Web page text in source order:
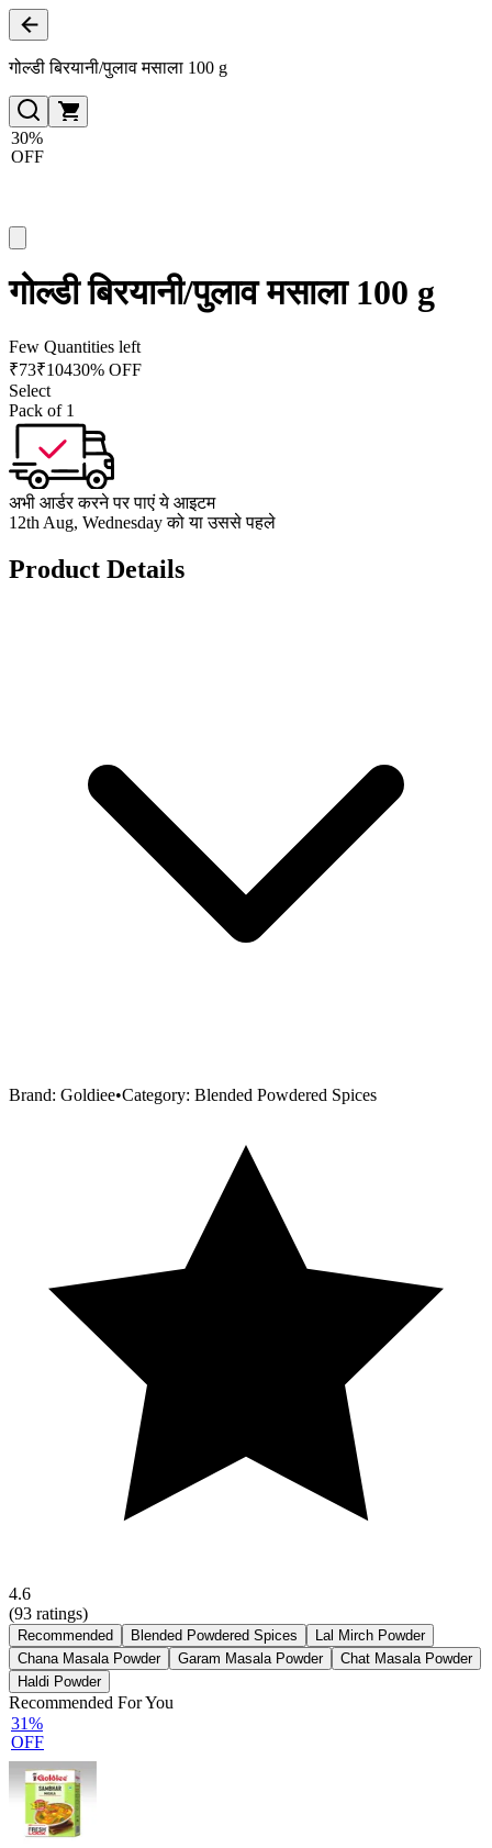
गोल्डी बिरयानी/पुलाव मसाला 100 g
30%
OFF
गोल्डी बिरयानी/पुलाव मसाला 100 g
Few Quantities left
₹73₹10430% OFF
Select
Pack of 1
अभी आर्डर करने पर पाएं ये आइटम
12th Aug, Wednesday को या उससे पहले
Product Details
Brand: Goldiee•Category: Blended Powdered Spices
4.6
(93 ratings)
Recommended Blended Powdered Spices
Lal Mirch Powder
Chana Masala Powder
Garam Masala Powder
Chat Masala Powder
Haldi Powder
Recommended For You
31%
OFF